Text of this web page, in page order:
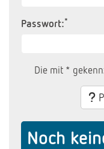
Passwort:*
Die mit *
Noch